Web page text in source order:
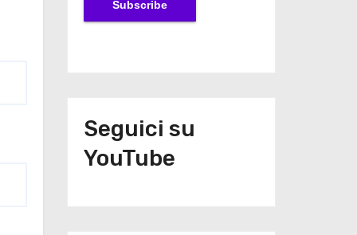
Seguici su
YouTube